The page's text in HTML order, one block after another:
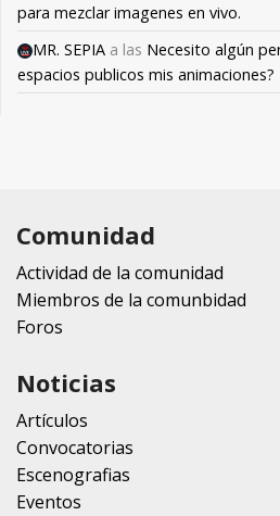
para mezclar imagenes en vivo.
MR. SEPIA a las Necesito algún
espacios publicos mis animaciones?
Comunidad
Actividad de la comunidad
Miembros de la comunbidad
Foros
Noticias
Artículos
Convocatorias
Escenografias
Eventos